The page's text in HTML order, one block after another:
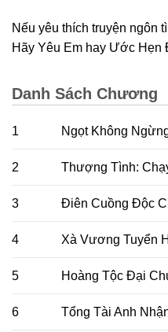
Nếu yêu thích truyện ngôn
Hãy Yêu Em hay Ước Hẹn
Danh Sách Chương
1 Ngọt Không
2 Thượng Tình:
3 Điên Cuồng Độc
4 Xà Vương Tuyển
5 Hoàng Tộc Đại
6